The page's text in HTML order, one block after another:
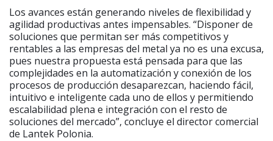
Los avances están generando niveles de flexibilidad y
agilidad productivas antes impensables. “Disponer de
soluciones que permitan ser más competitivos y
rentables a las empresas del metal ya no es una excusa,
pues nuestra propuesta está pensada para que las
complejidades en la automatización y conexión de los
procesos de producción desaparezcan, haciendo fácil,
intuitivo e inteligente cada uno de ellos y permitiendo
escalabilidad plena e integración con el resto de
soluciones del mercado”, concluye el director comercial
de Lantek Polonia.